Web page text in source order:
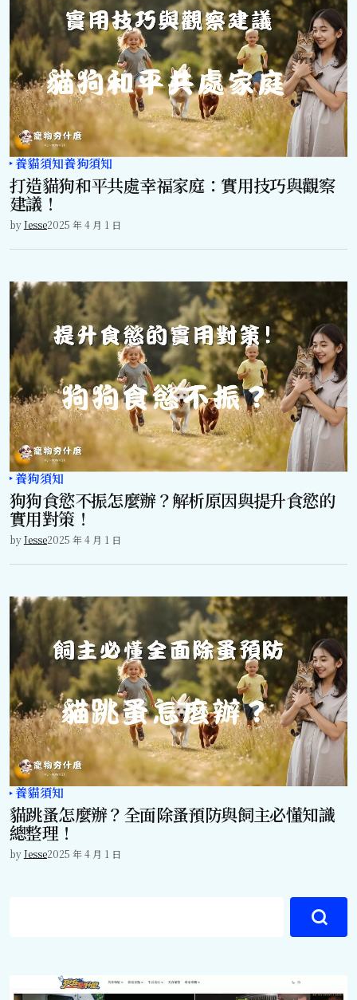
養貓須知養狗須知
打造貓狗和平共處幸福家庭：實用技巧與觀察
建議！
byJesse2025 年 4 月 1 日
養狗須知
狗狗食慾不振怎麼辦？解析原因與提升食慾的
實用對策！
byJesse2025 年 4 月 1 日
養貓須知
貓跳蚤怎麼辦？全面除蚤預防與飼主必懂知識
總整理！
byJesse2025 年 4 月 1 日